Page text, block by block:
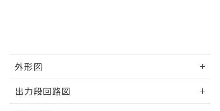
外形図
外形図
出力段回路図
をご了承ください。
の共同利用に関して"
の「1.共同利
用者の範囲」に記載されている法人を
指します。
EU RoHS指令（10物質）の非含有証明書
51物質の非含有証明書（当社基準）
るもので、過去に遡って非含有を証明する
ものではありません。